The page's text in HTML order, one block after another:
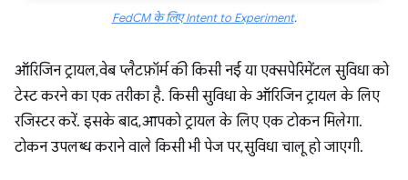
FedCM के लिए Intent to Experiment.
ऑरिजिन ट्रायल, वेब प्लैटफ़ॉर्म की किसी नई या एक्सपेरिमेंटल सुविधा को
टेस्ट करने का एक तरीका है. किसी सुविधा के ऑरिजिन ट्रायल के लिए
रजिस्टर करें. इसके बाद, आपको ट्रायल के लिए एक टोकन मिलेगा.
टोकन उपलब्ध कराने वाले किसी भी पेज पर, सुविधा चालू हो जाएगी.